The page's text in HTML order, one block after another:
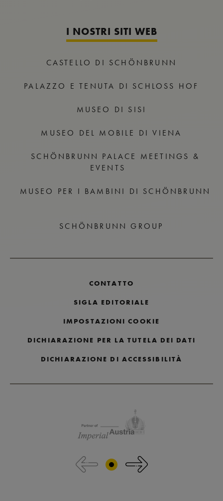
I NOSTRI SITI WEB
CASTELLO DI SCHÖNBRUNN
PALAZZO E TENUTA DI SCHLOSS HOF
MUSEO DI SISI
MUSEO DEL MOBILE DI VIENA
SCHÖNBRUNN PALACE MEETINGS &
EVENTS
MUSEO PER I BAMBINI DI SCHÖNBRUNN
SCHÖNBRUNN GROUP
CONTATTO
SIGLA EDITORIALE
IMPOSTAZIONI COOKIE
DICHIARAZIONE PER LA TUTELA DEI DATI
DICHIARAZIONE DI ACCESSIBILITÀ